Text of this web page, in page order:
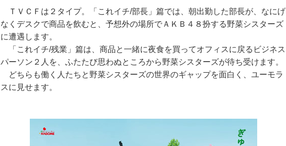
ＴＶＣＦは２タイプ。「これイチ/部長」篇では、朝出勤した部長が、なにげ
なくデスクで商品を飲むと、予想外の場所でＡＫＢ４８扮する野菜シスターズ
に遭遇します。
「これイチ/残業」篇は、商品と一緒に夜食を買ってオフィスに戻るビジネス
パーソン２人を、ふたたび思わぬところから野菜シスターズが待ち受けます。
どちらも働く人たちと野菜シスターズの世界のギャップを面白く、ユーモラ
スに見せます。